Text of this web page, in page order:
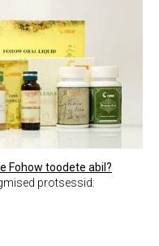
Fohow toodete abil?
protsessid: